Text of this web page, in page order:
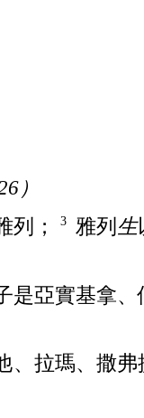
）
列 ； 3 雅列 生
是亞實基拿、
、 拉瑪、 撒弗